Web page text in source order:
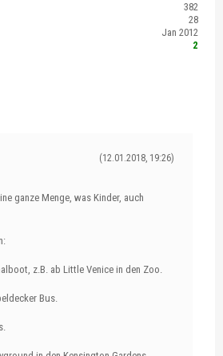
382
28
Jan 2012
2
(12.01.2018, 19:26)
ganze Menge, was Kinder, auch
z.B. ab Little Venice in den Zoo.
Bus.